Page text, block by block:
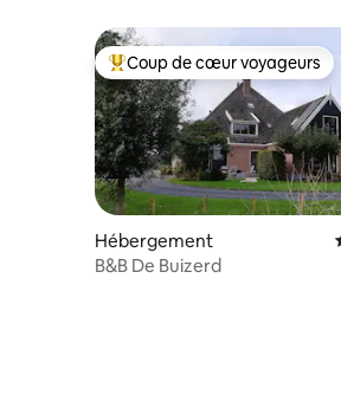
Coups de cœur voyageurs
Coup de cœur voyageurs
Hébergement
B&B De Buizerd